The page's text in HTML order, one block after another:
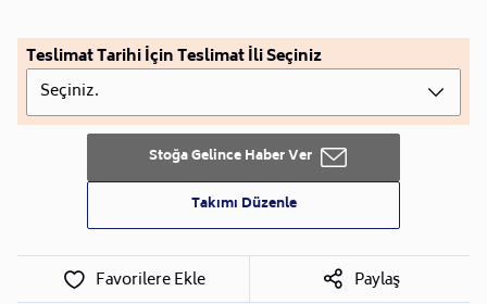
Teslimat Tarihi İçin Teslimat İli Seçiniz
Seçiniz.
Stoğa Gelince Haber Ver
Takımı Düzenle
Favorilere Ekle
Paylaş